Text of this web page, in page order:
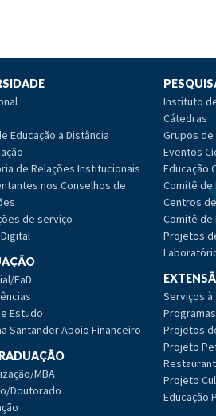
Educação a Distância
de Relações Institucionais
nos Conselhos de
de serviço
EaD
Estudo
Santander Apoio Financeiro
MBA
Doutorado
Instituto
Cátedras
Grupos de
Eventos
Educação
Comitê de
Centros
Comitê de
Projetos
Serviços
Projetos
Projeto
Projeto
Educação